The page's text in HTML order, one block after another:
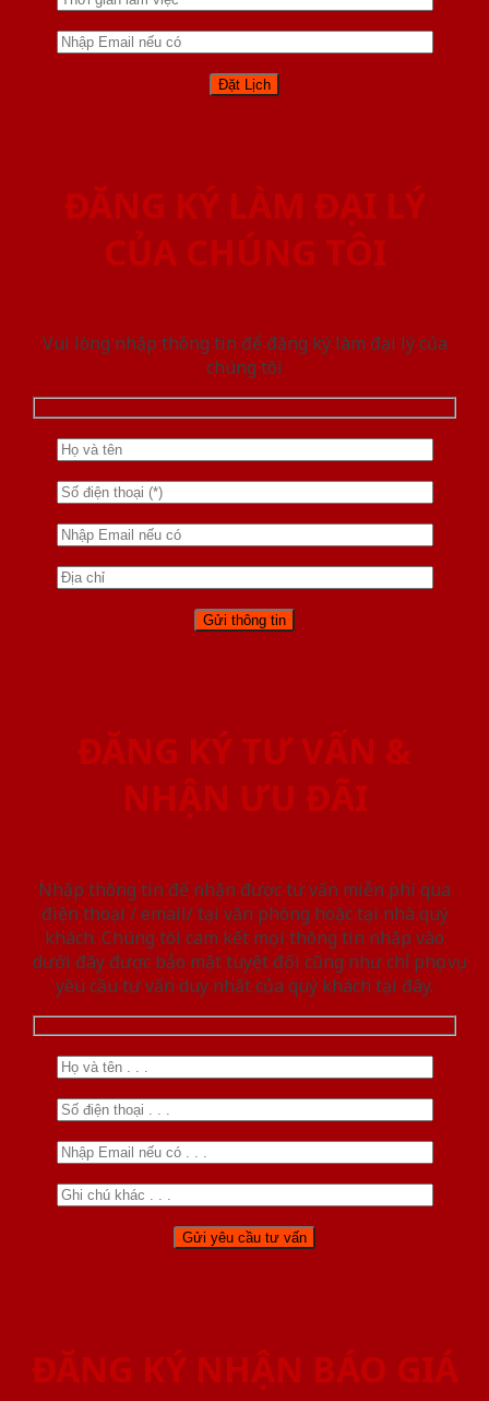
ĐĂNG KÝ LÀM ĐẠI LÝ
CỦA CHÚNG TÔI
Vui lòng nhập thông tin để đăng ký làm đại lý của
chúng tôi
ĐĂNG KÝ TƯ VẤN &
NHẬN ƯU ĐÃI
Nhập thông tin để nhận được tư vấn miễn phí qua
điện thoại / email/ tại văn phòng hoặc tại nhà quý
khách. Chúng tôi cam kết mọi thông tin nhập vào
dưới đây được bảo mật tuyệt đối cũng như chỉ phục vụ
yêu cầu tư vấn duy nhất của quý khách tại đây.
ĐĂNG KÝ NHẬN BÁO GIÁ